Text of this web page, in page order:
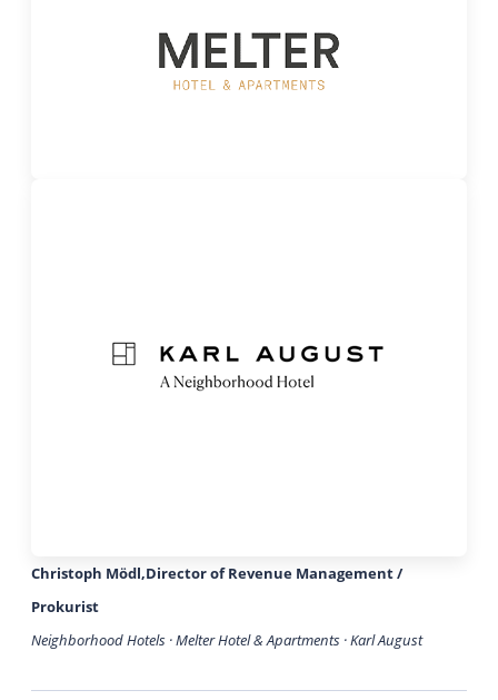
Christoph Mödl,Director of Revenue Management /
Prokurist
Neighborhood Hotels · Melter Hotel & Apartments · Karl August